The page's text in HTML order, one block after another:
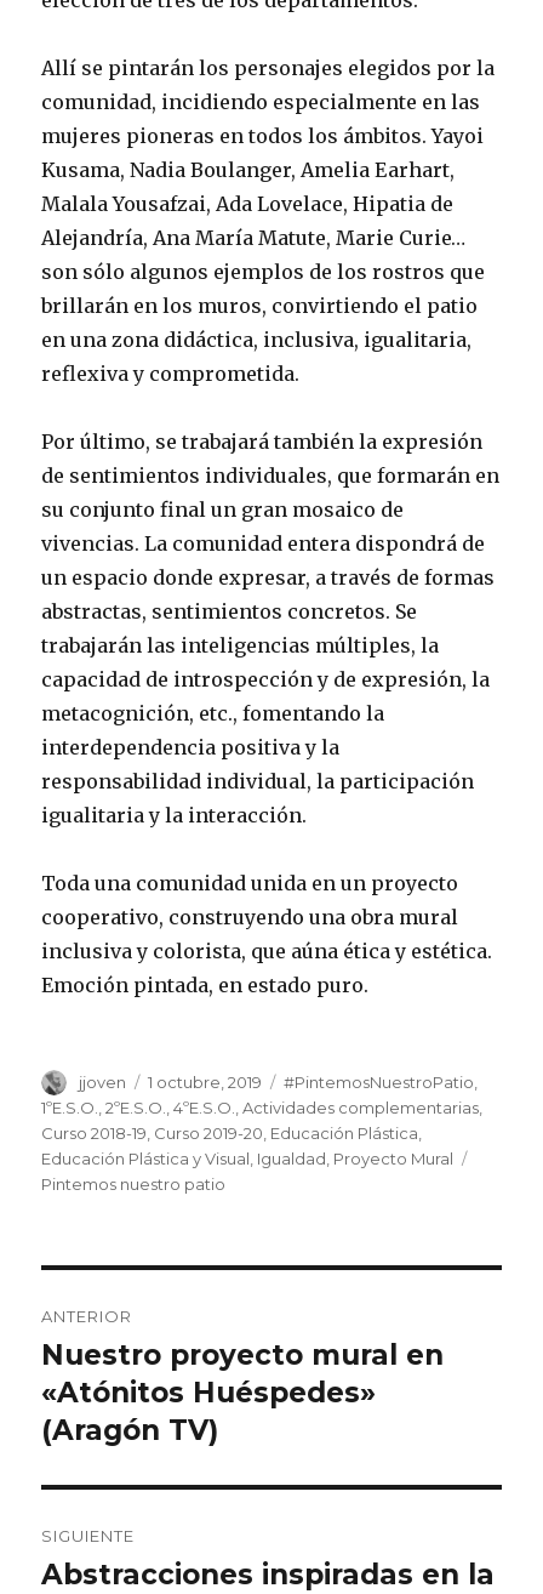
Allí se pintarán los personajes elegidos por la
comunidad, incidiendo especialmente en las
mujeres pioneras en todos los ámbitos. Yayoi
Kusama, Nadia Boulanger, Amelia Earhart,
Malala Yousafzai, Ada Lovelace, Hipatia de
Alejandría, Ana María Matute, Marie Curie…
son sólo algunos ejemplos de los rostros que
brillarán en los muros, convirtiendo el patio
en una zona didáctica, inclusiva, igualitaria,
reflexiva y comprometida.
Por último, se trabajará también la expresión
de sentimientos individuales, que formarán en
su conjunto final un gran mosaico de
vivencias. La comunidad entera dispondrá de
un espacio donde expresar, a través de formas
abstractas, sentimientos concretos. Se
trabajarán las inteligencias múltiples, la
capacidad de introspección y de expresión, la
metacognición, etc., fomentando la
interdependencia positiva y la
responsabilidad individual, la participación
igualitaria y la interacción.
Toda una comunidad unida en un proyecto
cooperativo, construyendo una obra mural
inclusiva y colorista, que aúna ética y estética.
Emoción pintada, en estado puro.
Autor
jjoven
Publicado
el
1 octubre, 2019 Categorías
#PintemosNuestroPatio
1ºE.S.O.,2ºE.S.O.,4ºE.S.O.,Actividades complementarias,
Curso 2018-19, Curso 2019-20, Educación Plástica,
Educación Plástica y Visual, Igualdad, Proyecto Mural
Pintemos nuestro patio
de
entradas
ANTERIOR
Entrada
anterior:
Nuestro proyecto mural en
«Atónitos Huéspedes»
(Aragón TV)
SIGUIENTE
Entrada
Abstracciones inspiradas en la